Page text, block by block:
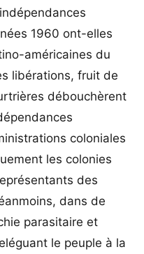
1960 ont-elles
américaines du
libérations, fruit de
débouchèrent
coloniales
les colonies
des
dans de
parasitaire et
le peuple à la